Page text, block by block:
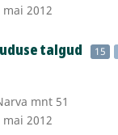
2012
talgud 15
mnt 51
2012